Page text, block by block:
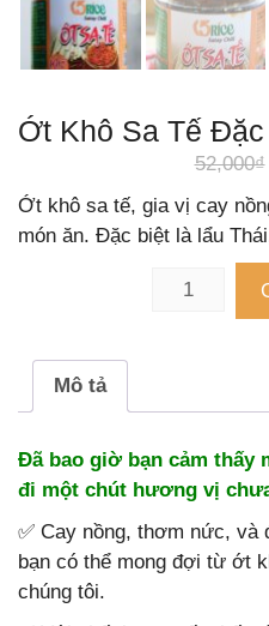
Ớt Khô Sa Tế
52,000₫
Ớt khô sa tế, gia vị cay
món ăn. Đặc biệt là lẩu
Mô tả
Đã bao giờ bạn cảm thấy
đi một chút hương vị
✅ Cay nồng, thơm nức, và
bạn có thể mong đợi từ ớt
chúng tôi.